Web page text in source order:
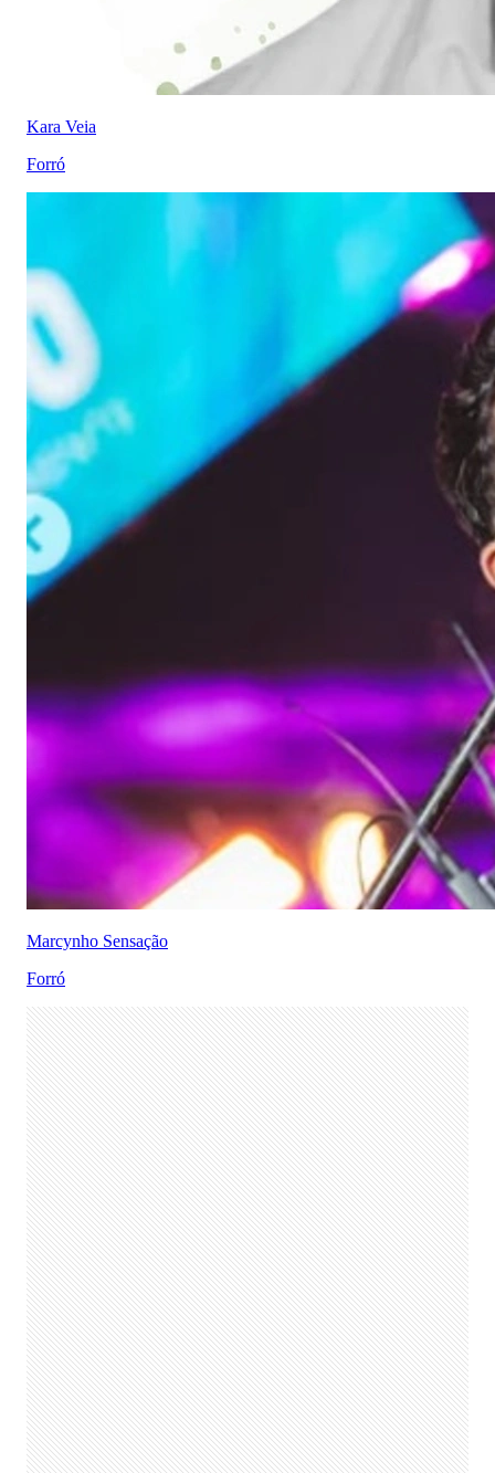
Kara Veia
Forró
Marcynho Sensação
Forró